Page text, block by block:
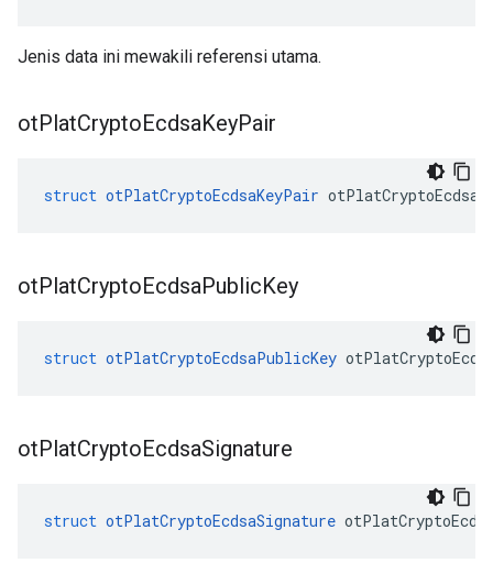
Jenis data ini mewakili referensi utama.
otPlatCryptoEcdsaKeyPair
struct otPlatCryptoEcdsaKeyPair
otPlatCryptoEcdsaPublicKey
struct otPlatCryptoEcdsaPublicKey
otPlatCryptoEcdsaSignature
struct otPlatCryptoEcdsaSignature